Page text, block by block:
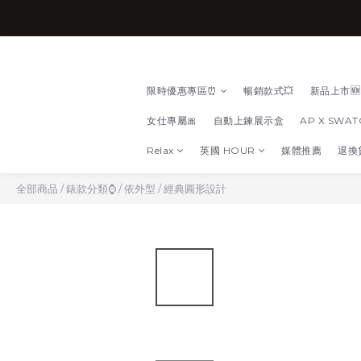
限時優惠專區⏰ 暢銷款式💥 新品上市🆕
女仕專屬🎀 自動上鍊展示盒 AP X
Relax 英國 HOUR 媒體推薦 退換
全部商品 /錶款分類⌚/依外型 /經典圓形設計